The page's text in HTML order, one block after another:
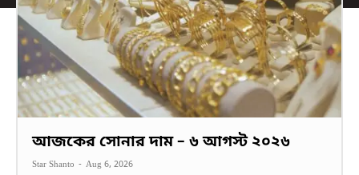
আজকের সোনার দাম – ৬ আগস্ট ২০২৬
Star Shanto - Aug 6, 2026